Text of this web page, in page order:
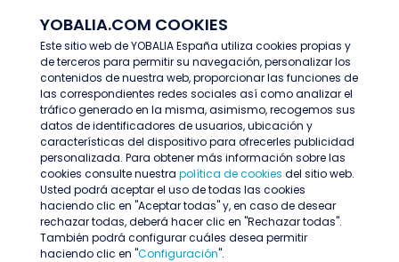
YOBALIA.COM COOKIES
Este sitio web de YOBALIA España utiliza cookies propias y
de terceros para permitir su navegación, personalizar los
contenidos de nuestra web, proporcionar las funciones de
las correspondientes redes sociales así como analizar el
tráfico generado en la misma, asimismo, recogemos sus
datos de identificadores de usuarios, ubicación y
características del dispositivo para ofrecerles publicidad
personalizada. Para obtener más información sobre las
cookies consulte nuestra política de cookies del sitio web.
Usted podrá aceptar el uso de todas las cookies
haciendo clic en "Aceptar todas" y, en caso de desear
rechazar todas, deberá hacer clic en "Rechazar todas".
También podrá configurar cuáles desea permitir
haciendo clic en "Configuración".
Últimas ofertas
Oferta no encontrada o ha finalizado su
proceso de selección